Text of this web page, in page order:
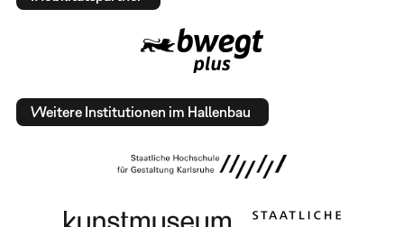
Weitere Institutionen im Hallenbau